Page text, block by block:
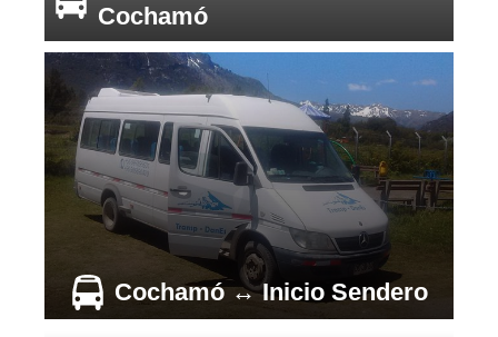
Cochamó
Cochamó ↔ Inicio Sendero